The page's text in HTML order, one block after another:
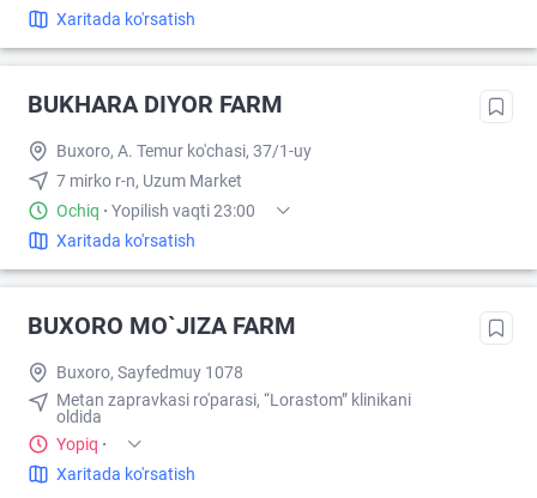
Xaritada ko'rsatish
BUKHARA DIYOR FARM
Buxoro, A. Temur ko'chasi, 37/1-uy
7 mirko r-n, Uzum Market
Ochiq · Yopilish vaqti 23:00
Xaritada ko'rsatish
BUXORO MO`JIZA FARM
Buxoro, Sayfedmuy 1078
Metan zapravkasi ro'parasi, “Lorastom” klinikani
oldida
Yopiq ·
Xaritada ko'rsatish